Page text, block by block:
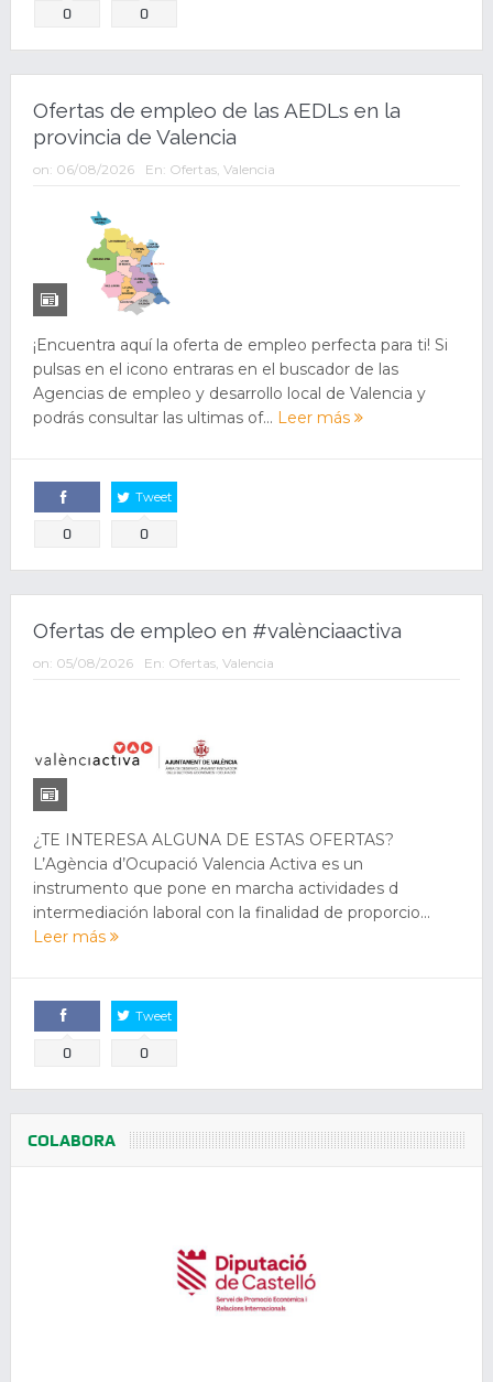
Comparte
0 0
Ofertas de empleo de las AEDLs en la
provincia de Valencia
on: 06/08/2026 En: Ofertas, Valencia
¡Encuentra aquí la oferta de empleo perfecta para ti! Si
pulsas en el icono entraras en el buscador de las
Agencias de empleo y desarrollo local de Valencia y
podrás consultar las ultimas of... Leer más
Comparte
0
Tweet
0
Ofertas de empleo en #valènciaactiva
on: 05/08/2026 En: Ofertas, Valencia
¿TE INTERESA ALGUNA DE ESTAS OFERTAS?
L’Agència d’Ocupació Valencia Activa es un
instrumento que pone en marcha actividades d
intermediación laboral con la finalidad de proporcio...
Leer más
Comparte
0
Tweet
0
COLABORA